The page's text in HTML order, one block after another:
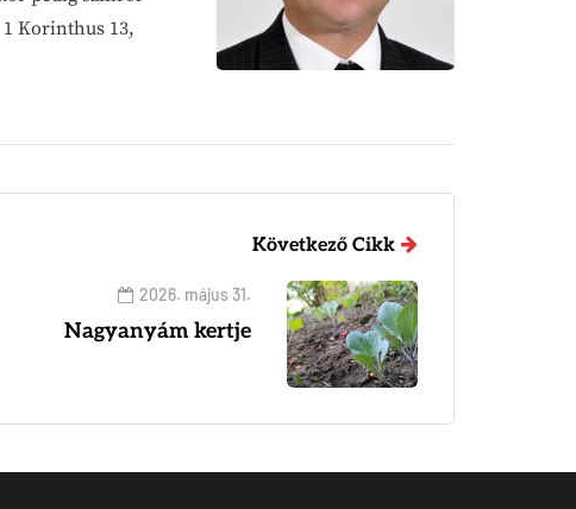
Korinthus 13,
Következő Cikk
2026. május 31.
Nagyanyám kertje